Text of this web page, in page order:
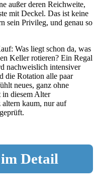
außer deren Reichweite,
mit Deckel. Das ist keine
sein Privileg, und genau so
Was liegt schon da, was
Keller rotieren? Ein Regal
nachweislich intensiver
die Rotation alle paar
neues, ganz ohne
diesem Alter
altern kaum, nur auf
Detail